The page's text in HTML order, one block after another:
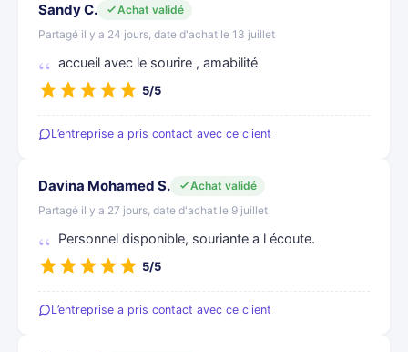
Sandy C.
Achat validé
Partagé il y a 24 jours, date d'achat le 13 juillet
accueil avec le sourire , amabilité
5/5
L’entreprise a pris contact avec ce client
Davina Mohamed S.
Achat validé
Partagé il y a 27 jours, date d'achat le 9 juillet
Personnel disponible, souriante a l écoute.
5/5
L’entreprise a pris contact avec ce client